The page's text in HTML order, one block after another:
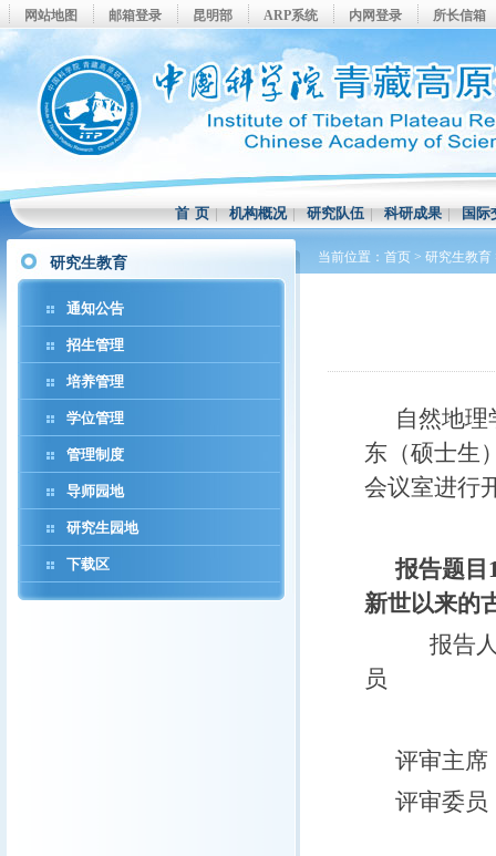
网站地图 邮箱登录 昆明部 ARP系统 内网登录 所长信箱
首 页|机构概况|研究队伍|科研成果|国际
研究生教育
通知公告
招生管理
培养管理
学位管理
管理制度
导师园地
研究生园地
下载区
当前位置： 首页 > 研究生教育
自然地
东（硕士生
会议室进行
报告题目
新世以来的
报告
员
评审主
评审委